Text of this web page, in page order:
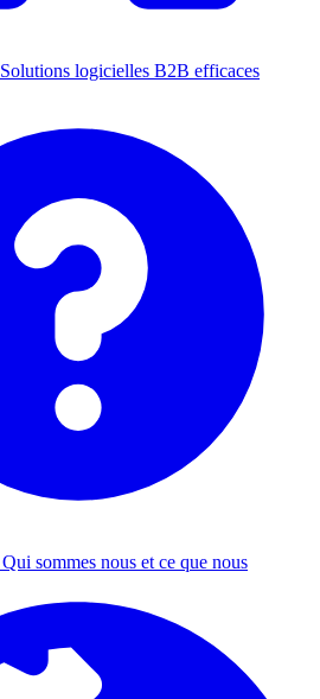
Solutions logicielles B2B efficaces
Qui sommes nous et ce que nous